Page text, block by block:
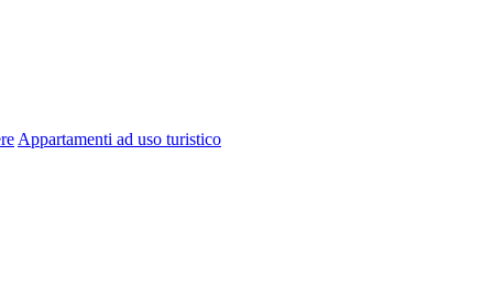
Appartamenti ad uso turistico